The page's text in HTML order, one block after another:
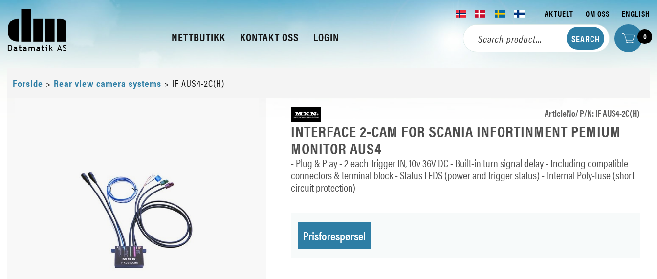
NETTBUTIKK KONTAKT OSS LOGIN
AKTUELT OM OSS ENGLISH
0
Forside > Rear view camera systems > IF AUS4-2C(H)
ArticleNo/ P/N: IF AUS4-2C(H)
INTERFACE 2-CAM FOR SCANIA INFORTINMENT PEMIUM
MONITOR AUS4
- Plug & Play - 2 each Trigger IN, 10v 36V DC - Built-in turn signal delay - Including compatible
connectors & terminal block - Status LEDS (power and trigger status) - Internal Poly-fuse (short
circuit protection)
Prisforespørsel